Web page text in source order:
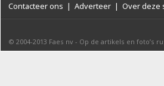
Contacteer ons | Adverteer | Over deze
© 2004-2013 Faes nv - Op de artikels en foto’s